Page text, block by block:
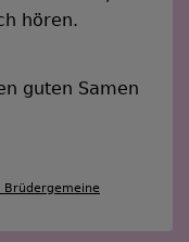
hören.
guten Samen
Brüdergemeine